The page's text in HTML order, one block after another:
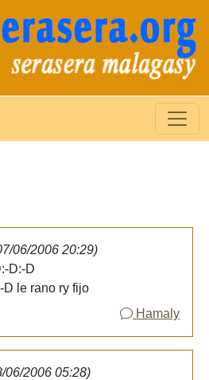
06/2006 20:29)
D:-D
D le rano ry fijo
Hamaly
06/2006 05:28)